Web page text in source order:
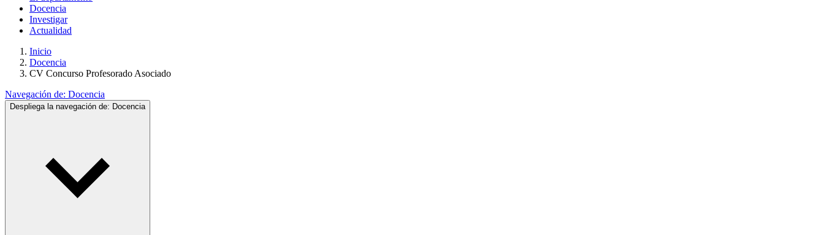
Docencia
Investigar
Actualidad
Inicio
Docencia
CV Concurso Profesorado Asociado
Navegación de: Docencia
Despliega la navegación de: Docencia